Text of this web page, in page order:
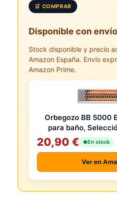
🛒 COMPRAR
Disponible con
Stock disponible y precio
Amazon España. Envío
Amazon Prime.
Orbegozo BB 5000
para baño,
mediante tirador,
de c
20,90 € En stock
Ver en